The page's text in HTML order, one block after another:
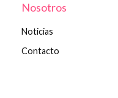
Nosotros
Noticias
Contacto